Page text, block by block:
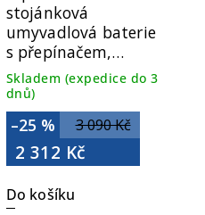
stojánková
umyvadlová baterie
s přepínačem,
chrom 1107-04
Skladem (expedice do 3
dnů)
3 090 Kč
–25 %
2 312 Kč
Do košíku